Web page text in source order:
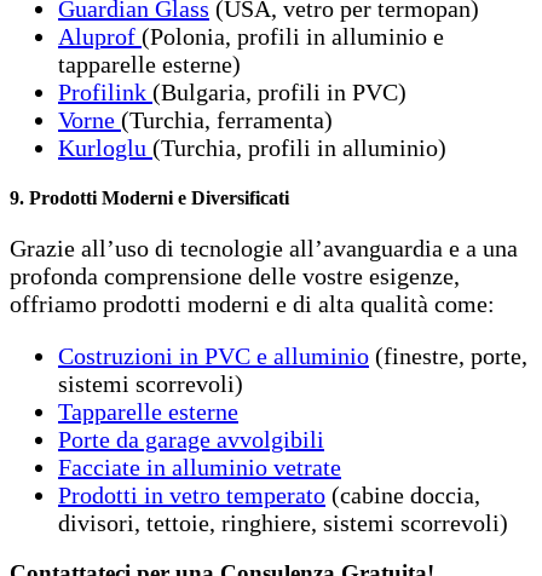
Guardian Glass (USA, vetro per termopan)
Aluprof (Polonia, profili in alluminio e
tapparelle esterne)
Profilink (Bulgaria, profili in PVC)
Vorne (Turchia, ferramenta)
Kurloglu (Turchia, profili in alluminio)
9. Prodotti Moderni e Diversificati
Grazie all’uso di tecnologie all’avanguardia e a una
profonda comprensione delle vostre esigenze,
offriamo prodotti moderni e di alta qualità come:
Costruzioni in PVC e alluminio (finestre, porte,
sistemi scorrevoli)
Tapparelle esterne
Porte da garage avvolgibili
Facciate in alluminio vetrate
Prodotti in vetro temperato (cabine doccia,
divisori, tettoie, ringhiere, sistemi scorrevoli)